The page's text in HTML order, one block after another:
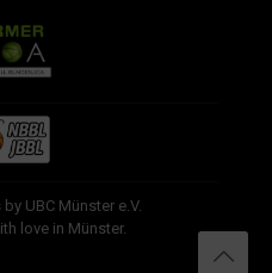
UBC Münster e.V.
love in Münster.